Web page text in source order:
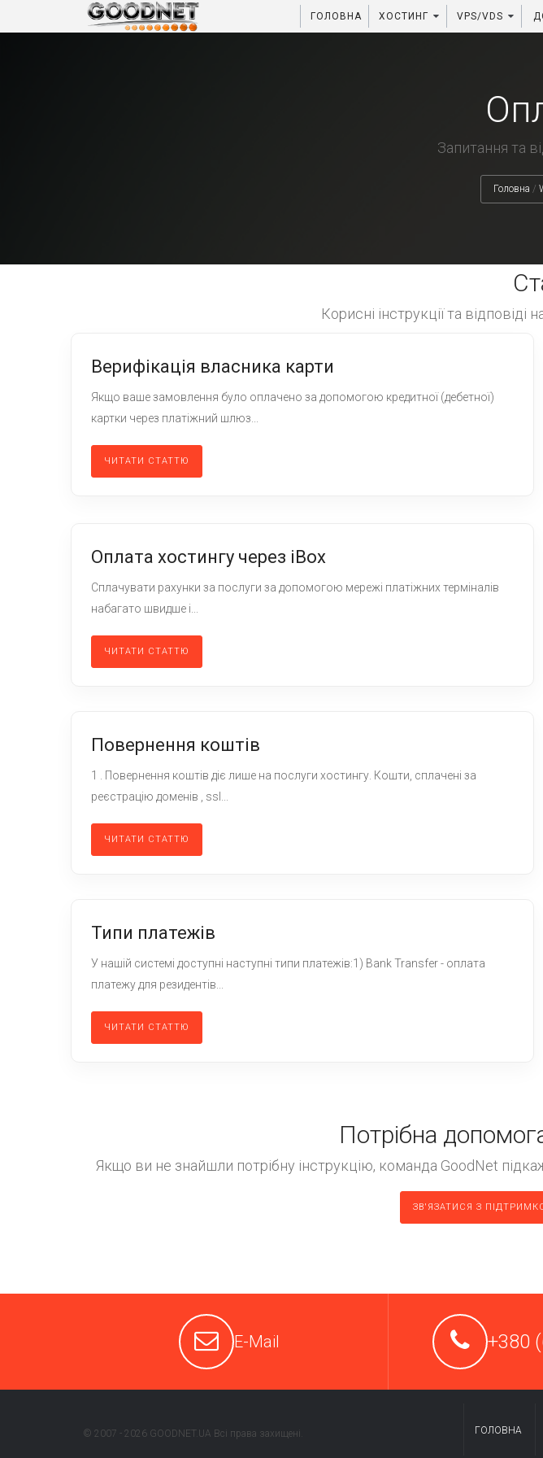
ГОЛОВНА ХОСТИНГ VPS/VDS
Запитання та
Головна /
Корисні інструкції та відповіді
Верифікація власника карти
Якщо ваше замовлення було оплачено за допомогою кредитної (дебетної)
картки через платіжний шлюз...
ЧИТАТИ СТАТТЮ
Оплата хостингу через iBox
Сплачувати рахунки за послуги за допомогою мережі платіжних терміналів
набагато швидше і...
ЧИТАТИ СТАТТЮ
Повернення коштів
1 . Повернення коштів діє лише на послуги хостингу. Кошти, сплачені за
реєстрацію доменів , ssl...
ЧИТАТИ СТАТТЮ
Типи платежів
У нашій системі доступні наступні типи платежів:1) Bank Transfer - оплата
платежу для резидентів...
ЧИТАТИ СТАТТЮ
Потрібна
Якщо ви не знайшли потрібну інструкцію, команда GoodNet
ЗВ'ЯЗАТИСЯ З
E-Mail +380
© 2007 - 2026 GOODNET.UA Всі права захищені. ГОЛОВНА